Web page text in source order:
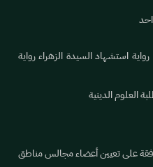
استشهاد السيدة الزهراء رواية
العلوم الدينية
على تعيين أعضاء مجالس مناطق